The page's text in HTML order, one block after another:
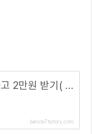
앱테크, 코인원 가입하고 2만원 받기( 초대 코드 : ATMJ36DR )
barista7.tistory.com